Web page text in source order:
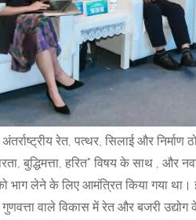
रेत, पत्थर, सिलाई और निर्माण
बुद्धिमत्ता, हरित" विषय के साथ , और
भाग लेने के लिए आमंत्रित किया गया
वाले विकास में रेत और बजरी